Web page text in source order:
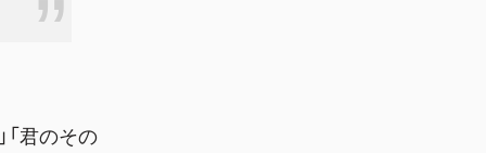
「君のその